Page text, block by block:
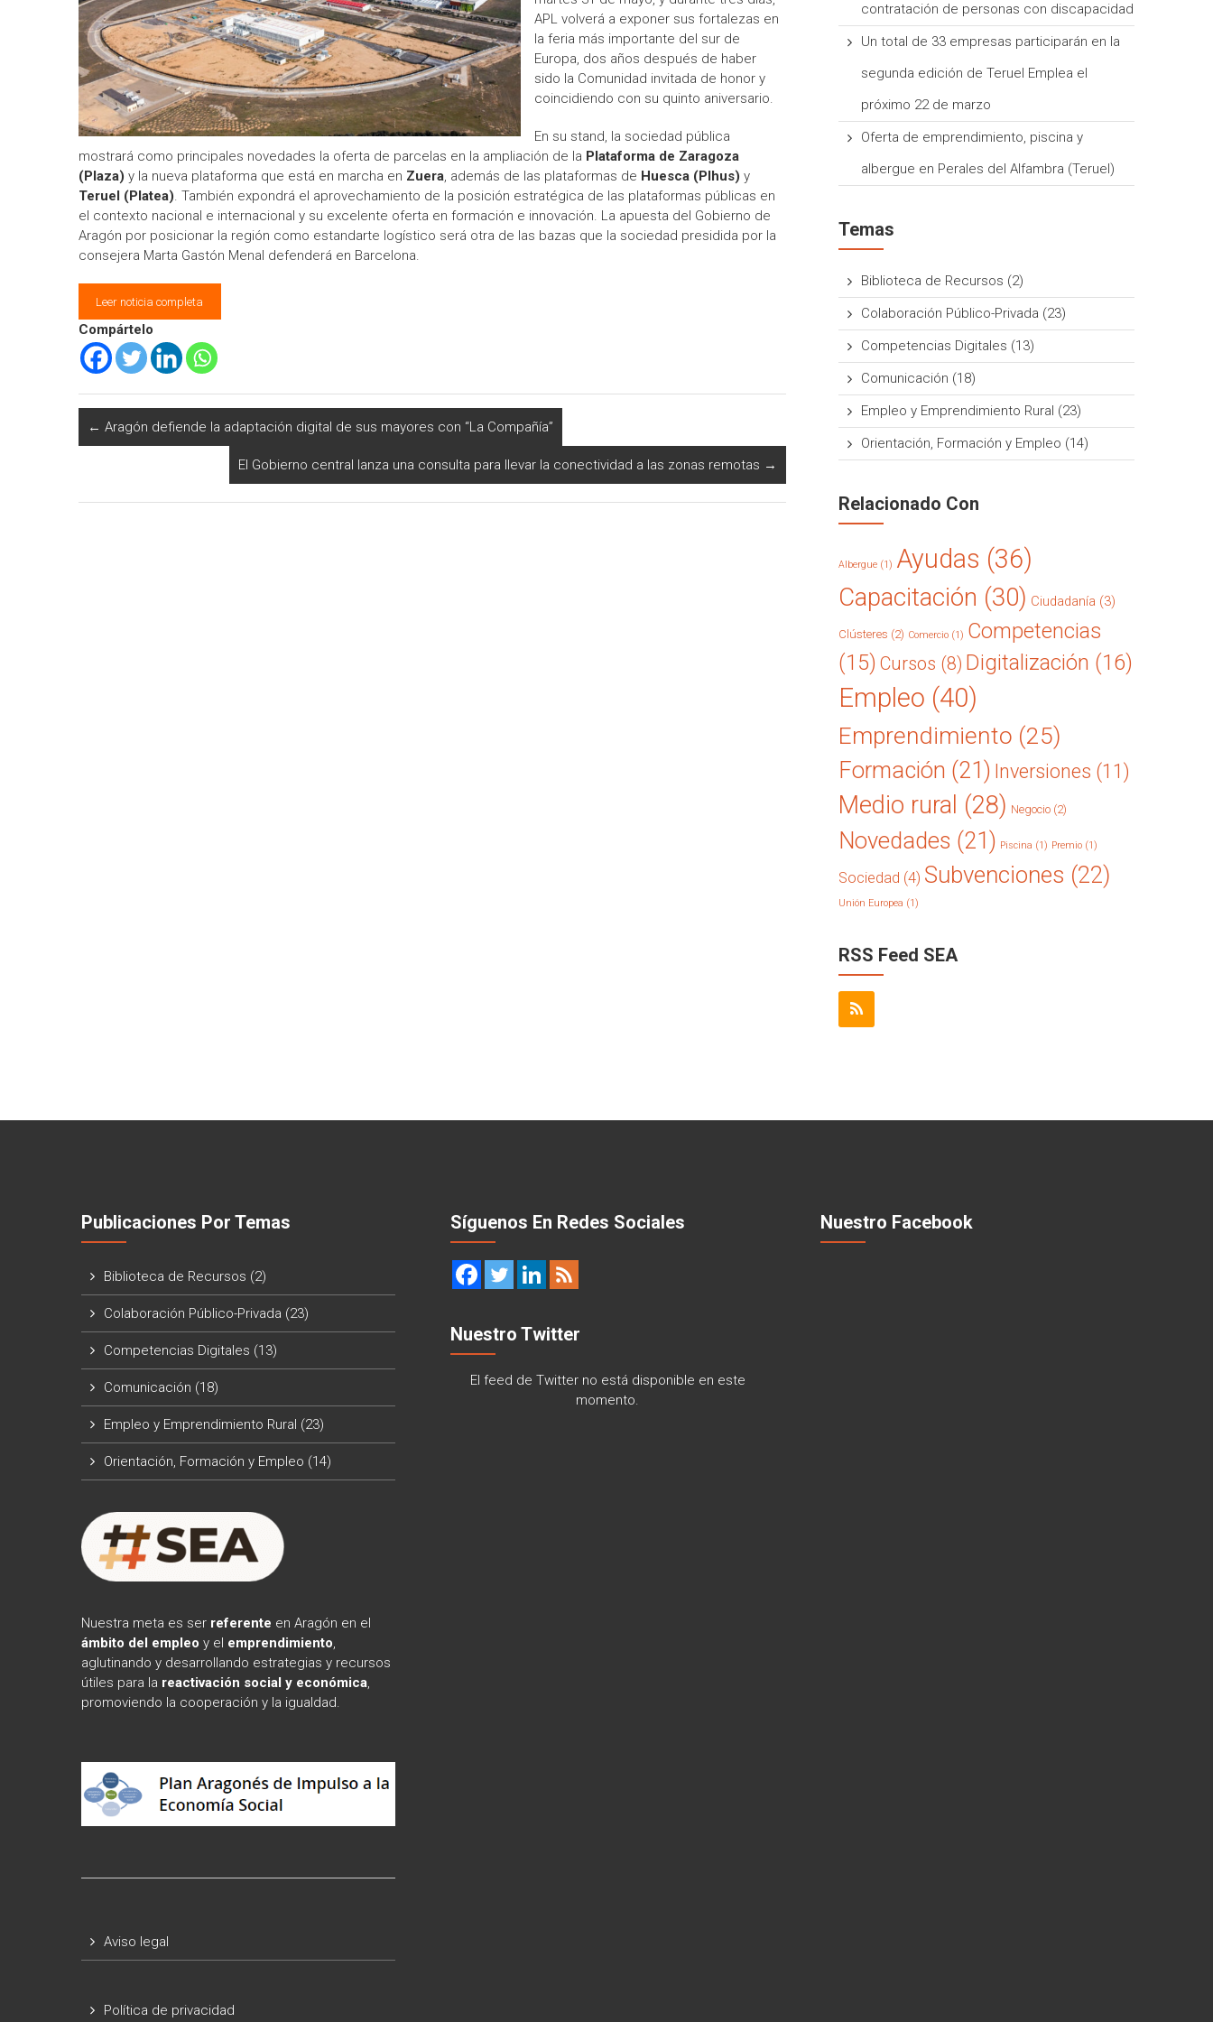
APL volverá a exponer sus fortalezas en
la feria más importante del sur de
Europa, dos años después de haber
sido la Comunidad invitada de honor y
coincidiendo con su quinto aniversario.
En su stand, la sociedad pública
mostrará como principales novedades la oferta de parcelas en la ampliación de la Plataforma de Zaragoza
(Plaza) y la nueva plataforma que está en marcha en Zuera, además de las plataformas de Huesca (Plhus) y
Teruel (Platea). También expondrá el aprovechamiento de la posición estratégica de las plataformas públicas en
el contexto nacional e internacional y su excelente oferta en formación e innovación. La apuesta del Gobierno de
Aragón por posicionar la región como estandarte logístico será otra de las bazas que la sociedad presidida por la
consejera Marta Gastón Menal defenderá en Barcelona.
Leer noticia completa
Compártelo
← Aragón defiende la adaptación digital de sus mayores con “La Compañía”
El Gobierno central lanza una consulta para llevar la conectividad a las zonas remotas →
contratación de personas con discapacidad
Un total de 33 empresas participarán en la
segunda edición de Teruel Emplea el
próximo 22 de marzo
Oferta de emprendimiento, piscina y
albergue en Perales del Alfambra (Teruel)
Temas
Biblioteca de Recursos (2)
Colaboración Público-Privada (23)
Competencias Digitales (13)
Comunicación (18)
Empleo y Emprendimiento Rural (23)
Orientación, Formación y Empleo (14)
Relacionado Con
Albergue (1) Ayudas (36)
Capacitación (30) Ciudadanía (3)
Clústeres (2) Comercio (1) Competencias
(15) Cursos (8) Digitalización (16)
Empleo (40)
Emprendimiento (25)
Formación (21) Inversiones (11)
Medio rural (28) Negocio (2)
Novedades (21) Piscina (1) Premio (1)
Sociedad (4) Subvenciones (22)
Unión Europea (1)
RSS Feed SEA
Publicaciones Por Temas
Biblioteca de Recursos (2)
Colaboración Público-Privada (23)
Competencias Digitales (13)
Comunicación (18)
Empleo y Emprendimiento Rural (23)
Orientación, Formación y Empleo (14)
Nuestra meta es ser referente en Aragón en el
ámbito del empleo y el emprendimiento,
aglutinando y desarrollando estrategias y recursos
útiles para la reactivación social y económica,
promoviendo la cooperación y la igualdad.
Aviso legal
Política de privacidad
Síguenos En Redes Sociales
Nuestro Twitter
El feed de Twitter no está disponible en este
momento.
Nuestro Facebook